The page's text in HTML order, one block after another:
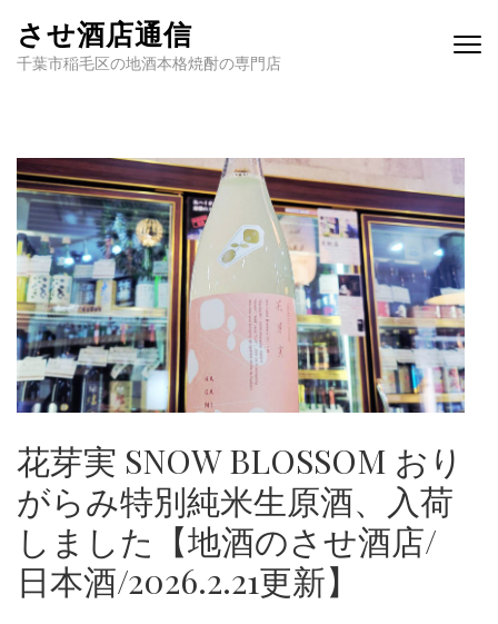
させ酒店通信
千葉市稲毛区の地酒本格焼酎の専門店
花芽実 SNOW BLOSSOM おり
がらみ特別純米生原酒、入荷
しました【地酒のさせ酒店/
日本酒/2026.2.21更新】